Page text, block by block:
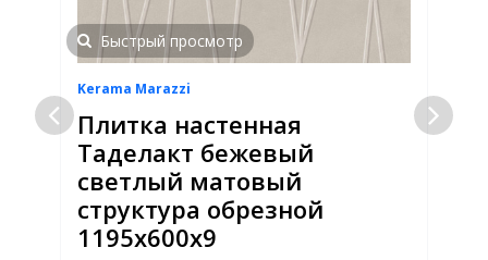
Быстрый просмотр
Kerama Marazzi
Плитка настенная
Таделакт бежевый
светлый матовый
структура обрезной
1195x600x9